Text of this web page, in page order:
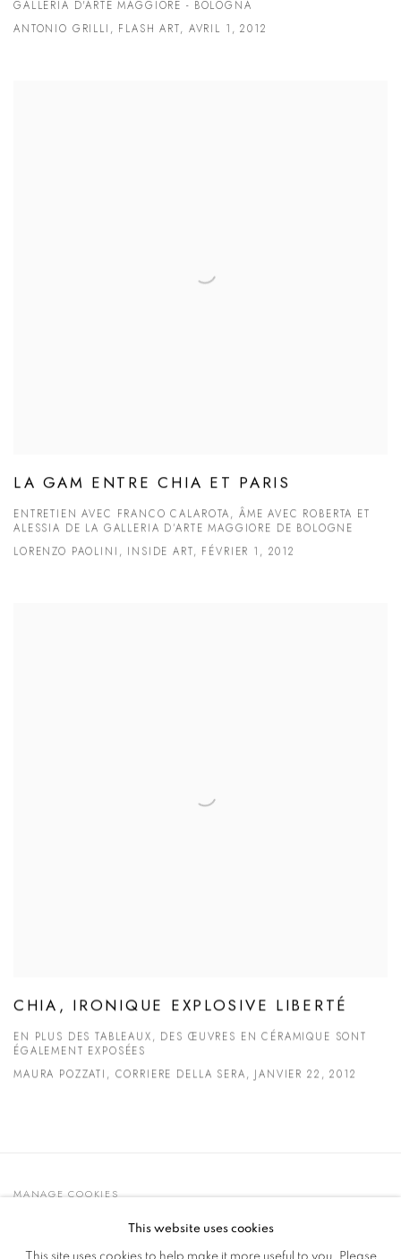
GALLERIA D'ARTE MAGGIORE - BOLOGNA
ANTONIO GRILLI, FLASH ART, AVRIL 1, 2012
LA GAM ENTRE CHIA ET PARIS
ENTRETIEN AVEC FRANCO CALAROTA, ÂME AVEC ROBERTA ET
ALESSIA DE LA GALLERIA D’ARTE MAGGIORE DE BOLOGNE
LORENZO PAOLINI, INSIDE ART, FÉVRIER 1, 2012
CHIA, IRONIQUE EXPLOSIVE LIBERTÉ
EN PLUS DES TABLEAUX, DES ŒUVRES EN CÉRAMIQUE SONT
ÉGALEMENT EXPOSÉES
MAURA POZZATI, CORRIERE DELLA SERA, JANVIER 22, 2012
MANAGE COOKIES
© 2021 GALLERIA D'ARTE MAGGIORE G.A.M.
SITE BY ARTLOGIC
This website uses cookies
This site uses cookies to help make it more useful to you. Please